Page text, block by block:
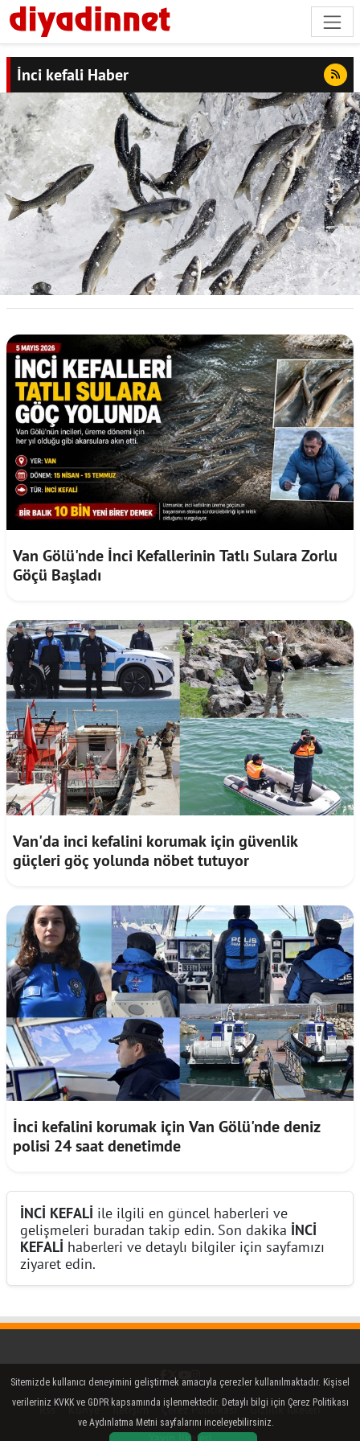
İnci kefali Haber
Van Gölü'nde İnci Kefallerinin Tatlı Sulara Zorlu
Göçü Başladı
Van'da inci kefalini korumak için güvenlik
güçleri göç yolunda nöbet tutuyor
İnci kefalini korumak için Van Gölü'nde deniz
polisi 24 saat denetimde
İNCİ KEFALİ ile ilgili en güncel haberleri ve
gelişmeleri buradan takip edin. Son dakika İNCİ
KEFALİ haberleri ve detaylı bilgiler için sayfamızı
ziyaret edin.
Facebook
Twitter (X)
YouTube
Instagram
Rss Künye İletişim Çerez Politikası
Gizlilik İlkeleri
Yayın İlkeleri
Sitemizde kullanıcı deneyimini geliştirmek amacıyla çerezler kullanılmaktadır. Kişisel
verileriniz KVKK ve GDPR kapsamında işlenmektedir. Detaylı bilgi için Çerez Politikası
ve Aydınlatma Metni sayfalarını inceleyebilirsiniz.